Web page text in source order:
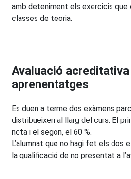
amb deteniment els exercicis que
classes de teoria.
Avaluació
aprenentatges
Es duen a terme dos exàmens
distribueixen al llarg del curs. El
nota i el segon, el 60 %.
L’alumnat que no hagi fet els dos
la qualificació de no presentat a